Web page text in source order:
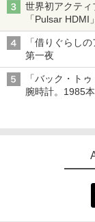
世界初アクテ
「Pulsar
「借りぐらし
第一夜
「バック・ト
腕時計。1985